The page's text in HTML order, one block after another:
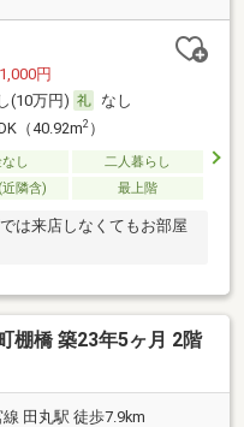
円
(10万円)
なし
（40.92m2）
し
二人暮らし
隣含) 最上階
は来店しなくてもお部屋
棚橋 築23年5ヶ月 2階
田丸駅 徒歩7.9km